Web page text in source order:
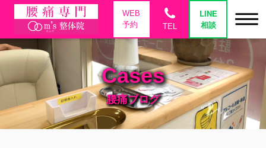
WEB
予約
phone
TEL
LINE
相談
Cases
腰痛ブログ